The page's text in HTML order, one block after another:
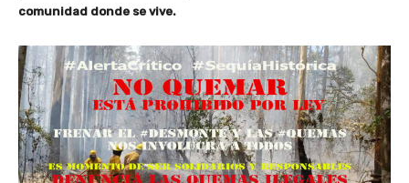
comunidad donde se vive.